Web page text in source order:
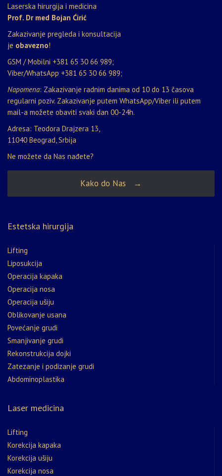
Laserska hirurgija i medicina
Prof. Dr med Bojan Ćirić
Zakazivanje pregleda i konsultacija
je obavezno!
GSM / Mobilni +381 65 30 66 989;
Viber/WhatsApp +381 65 30 66 989;
Napomena: Zakazivanje radnim danima od 10 do 13 časova
regularni poziv. Zakazivanje putem WhatsApp/Viber ili putem
mail-a možete obaviti svaki dan 00-24h.
Adresa: Teodora Drajzera 13,
11040 Beograd, Srbija
Ne možete da Nas nađete?
Kako do Nas →
Estetska hirurgija
Lifting
Liposukcija
Operacija kapaka
Operacija nosa
Operacija ušiju
Oblikovanje usana
Povećanje grudi
Smanjivanje grudi
Rekonstrukcija dojki
Zatezanje i podizanje grudi
Abdominoplastika
Laser medicina
Lifting
Korekcija kapaka
Korekcija ušiju
Korekcija nosa